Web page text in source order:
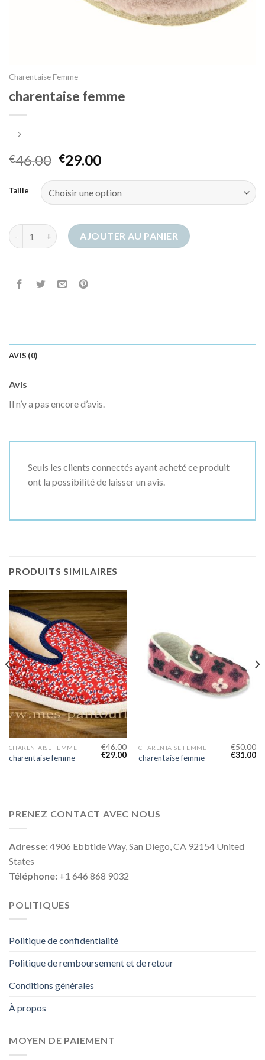
Charentaise Femme
charentaise femme
€46.00 €29.00
Taille
quantité de charentaise femme
AJOUTER AU PANIER
AVIS (0)
Avis
Il n’y a pas encore d’avis.
Seuls les clients connectés ayant acheté ce produit
ont la possibilité de laisser un avis.
PRODUITS SIMILAIRES
CHARENTAISE FEMME
charentaise femme
€46.00
€29.00
CHARENTAISE FEMME
charentaise femme
€50.00
€31.00
PRENEZ CONTACT AVEC NOUS
Adresse:4906 Ebbtide Way, San Diego, CA 92154 United
States
Téléphone: +1 646 868 9032
POLITIQUES
Politique de confidentialité
Politique de remboursement et de retour
Conditions générales
À propos
MOYEN DE PAIEMENT